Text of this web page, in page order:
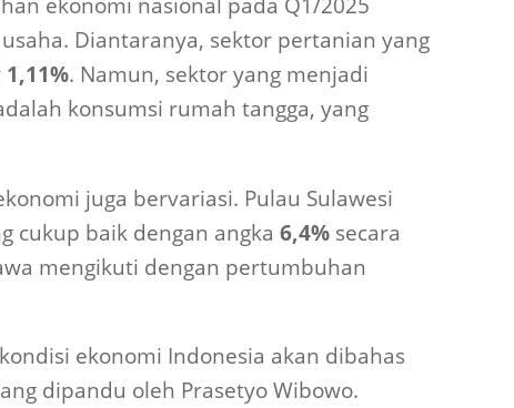
Diantaranya, sektor pertanian yang
1,11%. Namun, sektor yang menjadi
konsumsi rumah tangga, yang
juga bervariasi. Pulau Sulawesi
cukup baik dengan angka 6,4% secara
mengikuti dengan pertumbuhan
ekonomi Indonesia akan dibahas
dipandu oleh Prasetyo Wibowo.